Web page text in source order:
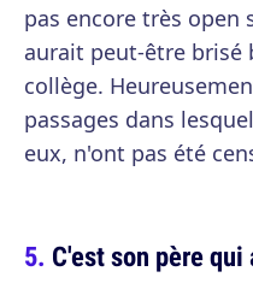
pas encore très open
aurait peut-être brisé
collège.
passages dans
eux, n'ont pas été
C'est son père